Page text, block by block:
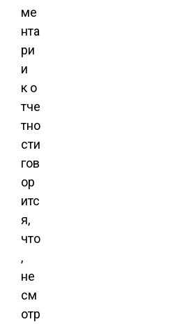
ме
нта
ри
и
к о
тче
тно
сти
гов
ор
итс
я,
что
,
не
см
отр